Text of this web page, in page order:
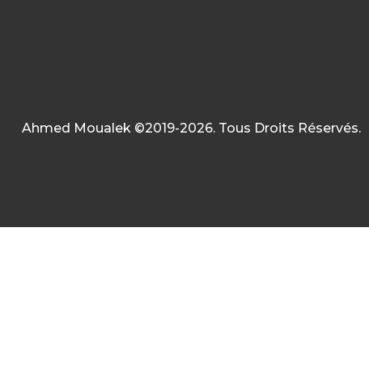
Ahmed Moualek ©2019-2026. Tous Droits Réservés.